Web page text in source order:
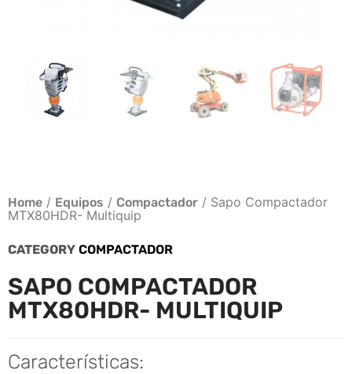
Home / Equipos / Compactador / Sapo Compactador
MTX80HDR- Multiquip
CATEGORY COMPACTADOR
SAPO COMPACTADOR
MTX80HDR- MULTIQUIP
Características: